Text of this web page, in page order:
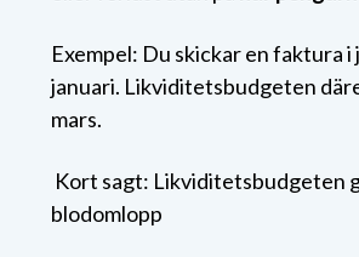
Exempel: Du skickar en faktura i
januari. Likviditetsbudgeten
mars.
Kort sagt: Likviditetsbudgeten
blodomlopp